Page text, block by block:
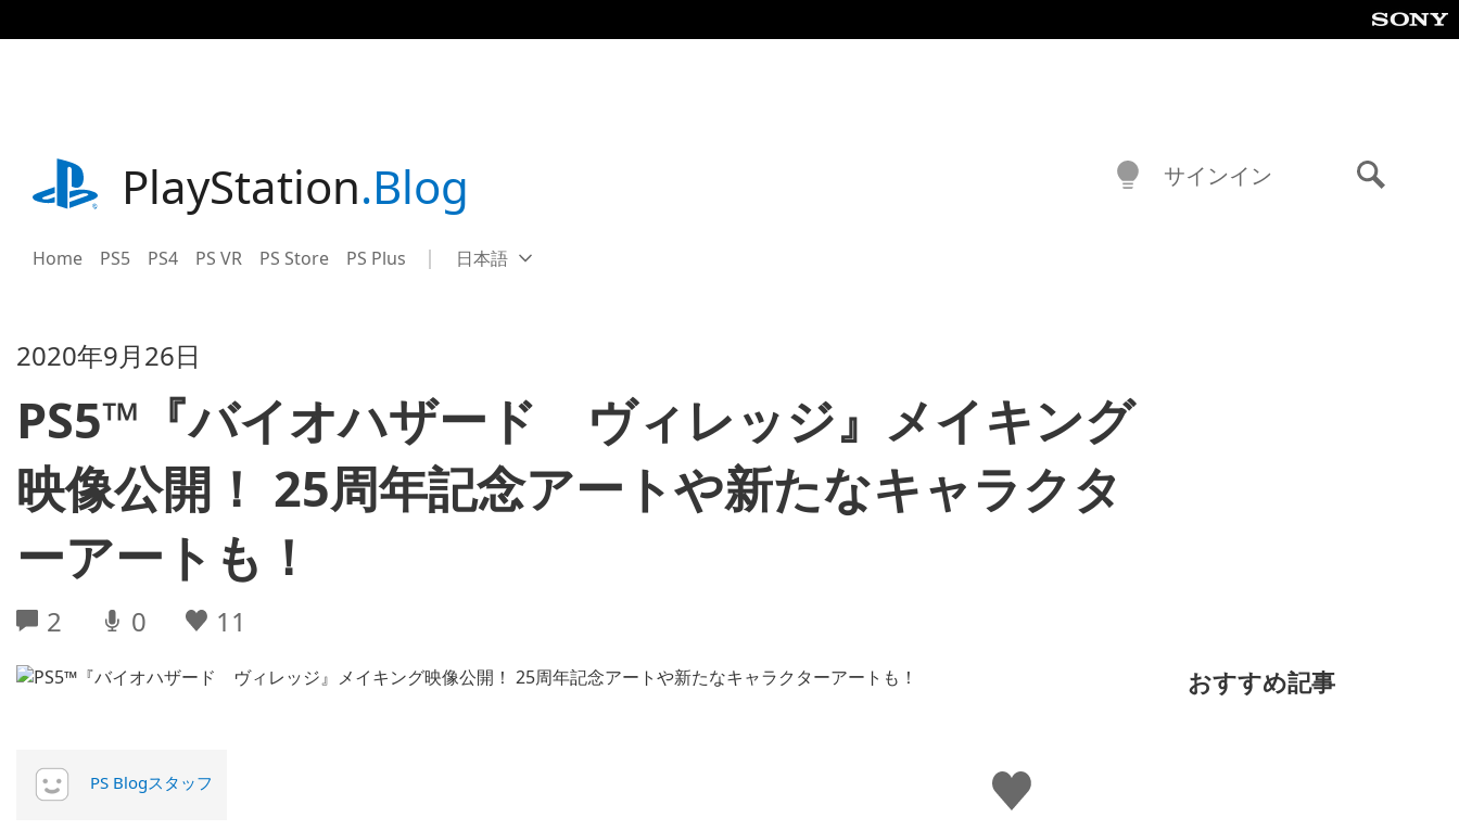
事
playstation.comPlayStation.Blog
Home PS5 PS4 PS VR PS Store PS Plus Select
Current
日本語
サインイン
2020年9月26日
PS5™『バイオハザード ヴィレッジ』メイキング
映像公開！ 25周年記念アートや新たなキャラクタ
ーアートも！
2 0 11
い
い
ね
PS Blogスタッフ
おすすめ記事